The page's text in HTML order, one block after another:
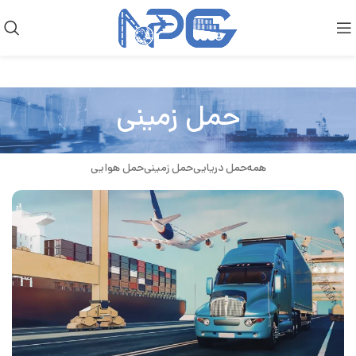
حمل زمینی
همهحمل دریاییحمل زمینیحمل هوایی